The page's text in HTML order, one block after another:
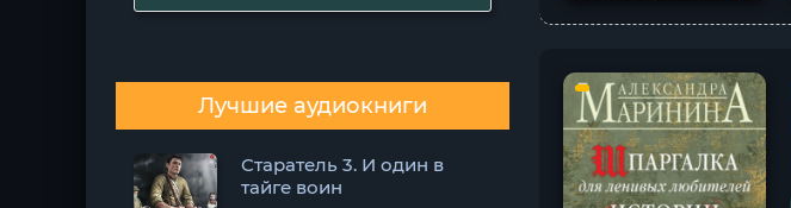
Лучшие аудиокниги
Старатель 3. И один в
тайге воин